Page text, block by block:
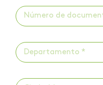
Departamento *